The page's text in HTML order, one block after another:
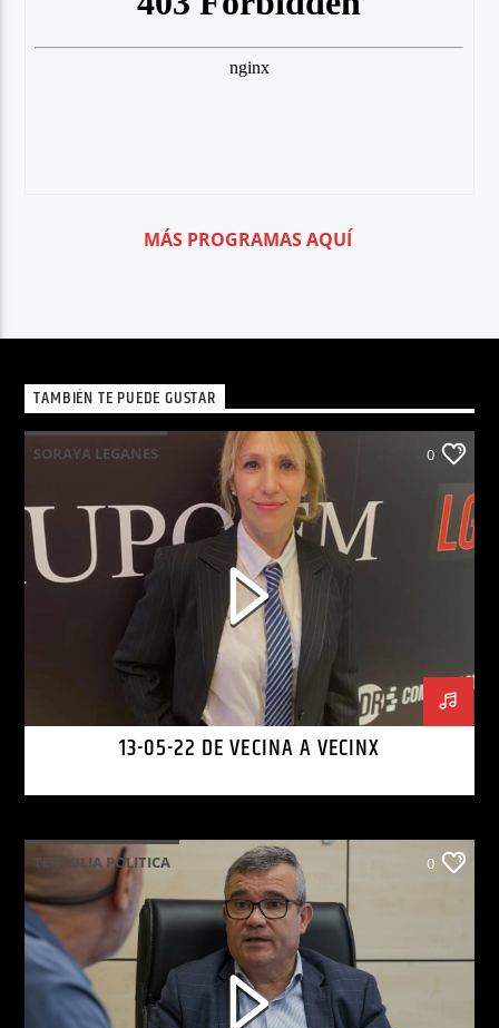
MÁS PROGRAMAS AQUÍ
TAMBIÉN TE PUEDE GUSTAR
SORAYA LEGANES 0
13-05-22 DE VECINA A VECINX
TERTULIA POLITICA 0